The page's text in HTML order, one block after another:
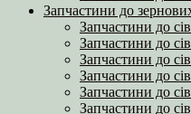
Запчастини до
Запчастини до
Запчастини до
Запчастини до
Запчастини до
Запчастини до
Запчастини до